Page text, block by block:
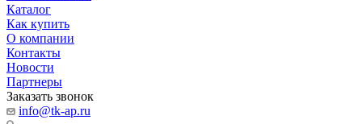
Каталог
Как купить
О компании
Контакты
Новости
Партнеры
Заказать звонок
info@tk-ap.ru